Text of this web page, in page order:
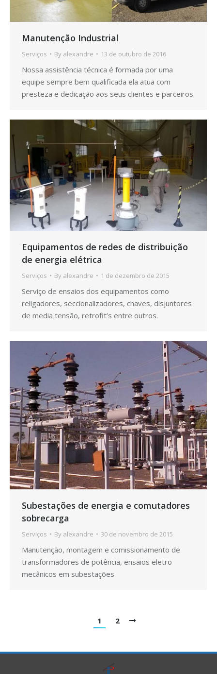
Manutenção Industrial
Serviços By alexandre 13 de outubro de 2016
Nossa assistência técnica é formada por uma
equipe sempre bem qualificada ela atua com
presteza e dedicação aos seus clientes e parceiros
Equipamentos de redes de distribuição
de energia elétrica
Serviços By alexandre 1 de dezembro de 2015
Serviço de ensaios dos equipamentos como
religadores, seccionalizadores, chaves, disjuntores
de media tensão, retrofit’s entre outros.
Subestações de energia e comutadores
sobrecarga
Serviços By alexandre 30 de novembro de 2015
Manutenção, montagem e comissionamento de
transformadores de potência, ensaios eletro
mecânicos em subestações
1 2